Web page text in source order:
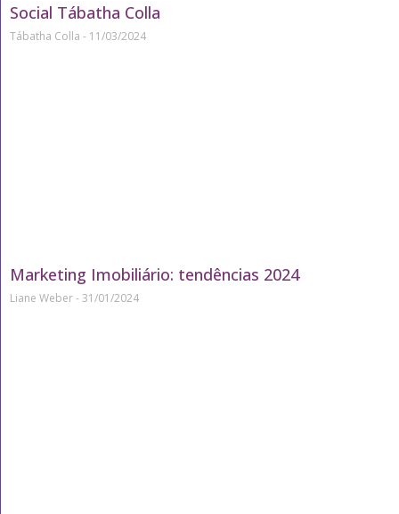
Social Tábatha Colla
Tábatha Colla 11/03/2024
Marketing Imobiliário: tendências 2024
Liane Weber 31/01/2024